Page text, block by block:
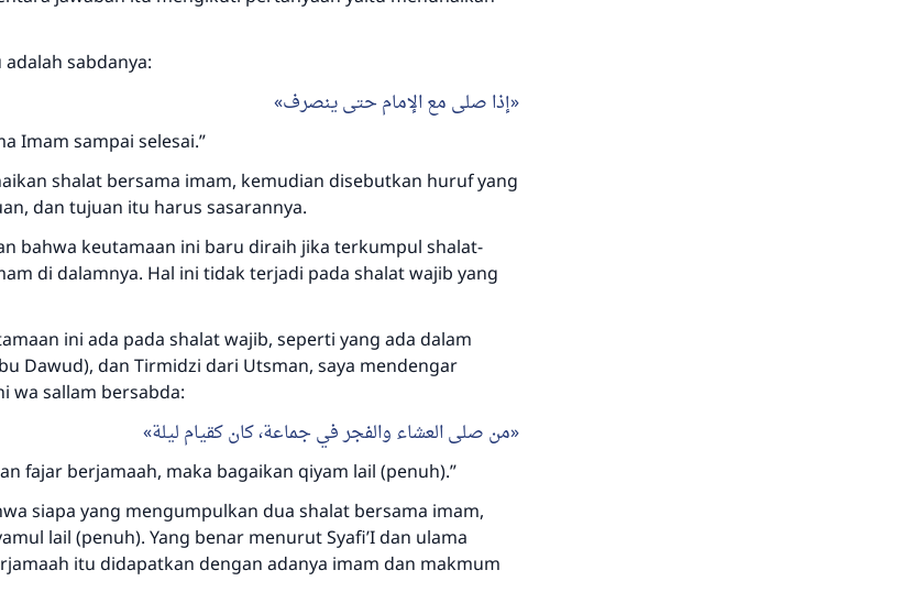
sabdanya:
إذا صلى مع الإمام حتى ينصرف
Imam sampai selesai.”
shalat bersama imam, kemudian disebutkan huruf yang
dan tujuan itu harus sasarannya.
bahwa keutamaan ini baru diraih jika terkumpul shalat-
di dalamnya. Hal ini tidak terjadi pada shalat wajib yang
ini ada pada shalat wajib, seperti yang ada dalam
Dawud), dan Tirmidzi dari Utsman, saya mendengar
wa sallam bersabda:
من صلى العشاء والفجر في جماعة، كان كقيام ليلة
fajar berjamaah, maka bagaikan qiyam lail (penuh).”
siapa yang mengumpulkan dua shalat bersama imam,
lail (penuh). Yang benar menurut Syafi’I dan ulama
itu didapatkan dengan adanya imam dan makmum